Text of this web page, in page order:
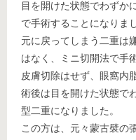
目を開けた状態でわずか
で手術することになりま
元に戻ってしまう二重は
はなく、ミニ切開法で手
皮膚切除はせず、眼窩内
術後は目を開けた状態で
型二重になりました。
この方は、元々蒙古襞の